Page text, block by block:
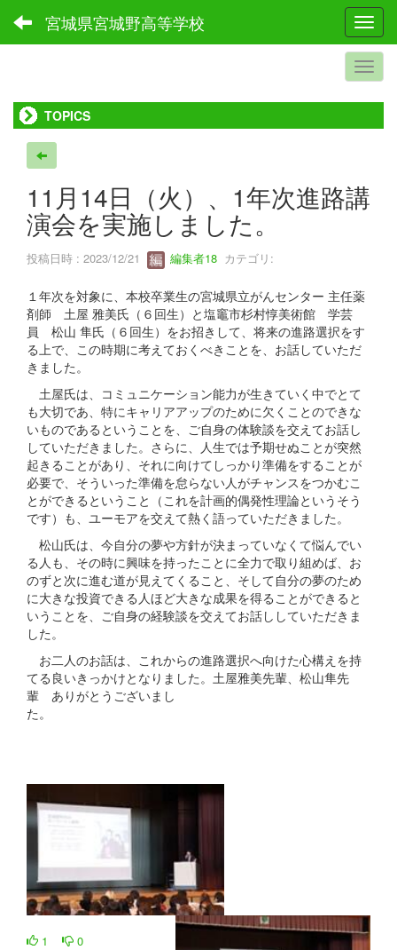
宮城県宮城野高等学校
TOPICS
11月14日（火）、1年次進路講
演会を実施しました。
投稿日時 : 2023/12/21 編集者18 カテゴリ:
１年次を対象に、本校卒業生の宮城県立がんセンター 主任薬
剤師 土屋 雅美氏（６回生）と塩竈市杉村惇美術館 学芸
員 松山 隼氏（６回生）をお招きして、将来の進路選択をす
る上で、この時期に考えておくべきことを、お話していただ
きました。
土屋氏は、コミュニケーション能力が生きていく中でとて
も大切であ、特にキャリアアップのために欠くことのできな
いものであるということを、ご自身の体験談を交えてお話し
していただきました。さらに、人生では予期せぬことが突然
起きることがあり、それに向けてしっかり準備をすることが
必要で、そういった準備を怠らない人がチャンスをつかむこ
とができるということ（これを計画的偶発性理論というそう
です）も、ユーモアを交えて熱く語っていただきました。
松山氏は、今自分の夢や方針が決まっていなくて悩んでい
る人も、その時に興味を持ったことに全力で取り組めば、お
のずと次に進む道が見えてくること、そして自分の夢のため
に大きな投資できる人ほど大きな成果を得ることができると
いうことを、ご自身の経験談を交えてお話ししていただきま
した。
お二人のお話は、これからの進路選択へ向けた心構えを持
てる良いきっかけとなりました。土屋雅美先輩、松山隼先
輩 ありがとうございまし
た。
1 0